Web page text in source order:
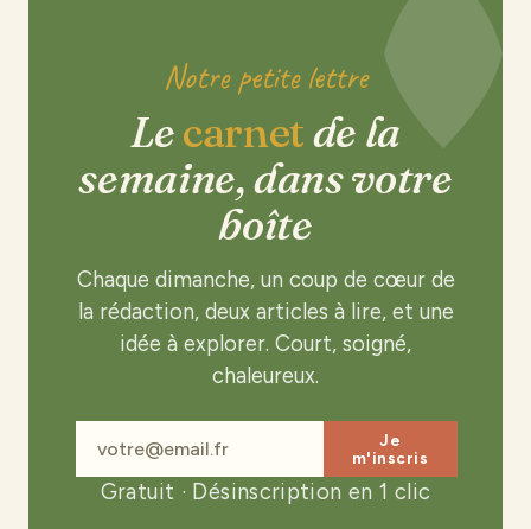
Notre petite lettre
Lecarnetde la
semaine, dans votre
boîte
Chaque dimanche, un coup de cœur de
la rédaction, deux articles à lire, et une
idée à explorer. Court, soigné,
chaleureux.
Je
m'inscris
Gratuit · Désinscription en 1 clic